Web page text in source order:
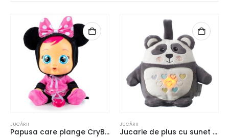
JUCĂRII
Papusa care plange CryBabies Minnie Mouse
JUCĂRII
Jucarie de plus cu sunet si lumina The Gro Company, Reincarcabil, Ursul Pip, Multicolor